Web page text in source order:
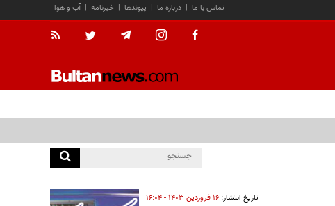
آب و هوا | خبرنامه | پیوندها | درباره ما | تماس با ما
تاریخ انتشار: ۱۶ فروردين ۱۴۰۳ - ۱۶:۰۴